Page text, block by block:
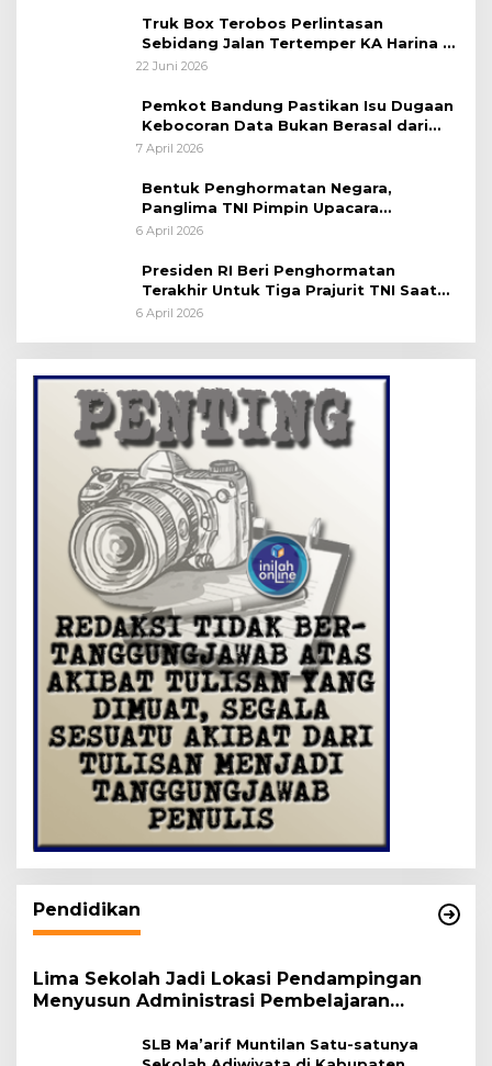
Truk Box Terobos Perlintasan
Sebidang Jalan Tertemper KA Harina di
Jalan Stasiun Poncol-Jrakah Semarang
22 Juni 2026
Pemkot Bandung Pastikan Isu Dugaan
Kebocoran Data Bukan Berasal dari
Server Disdukcapil
7 April 2026
Bentuk Penghormatan Negara,
Panglima TNI Pimpin Upacara
Pemakaman Militer
6 April 2026
Presiden RI Beri Penghormatan
Terakhir Untuk Tiga Prajurit TNI Saat
Persemayaman di Bandara Soekarno-
6 April 2026
Pendidikan
Lima Sekolah Jadi Lokasi Pendampingan
Menyusun Administrasi Pembelajaran
SLB Ma’arif Muntilan Satu-satunya